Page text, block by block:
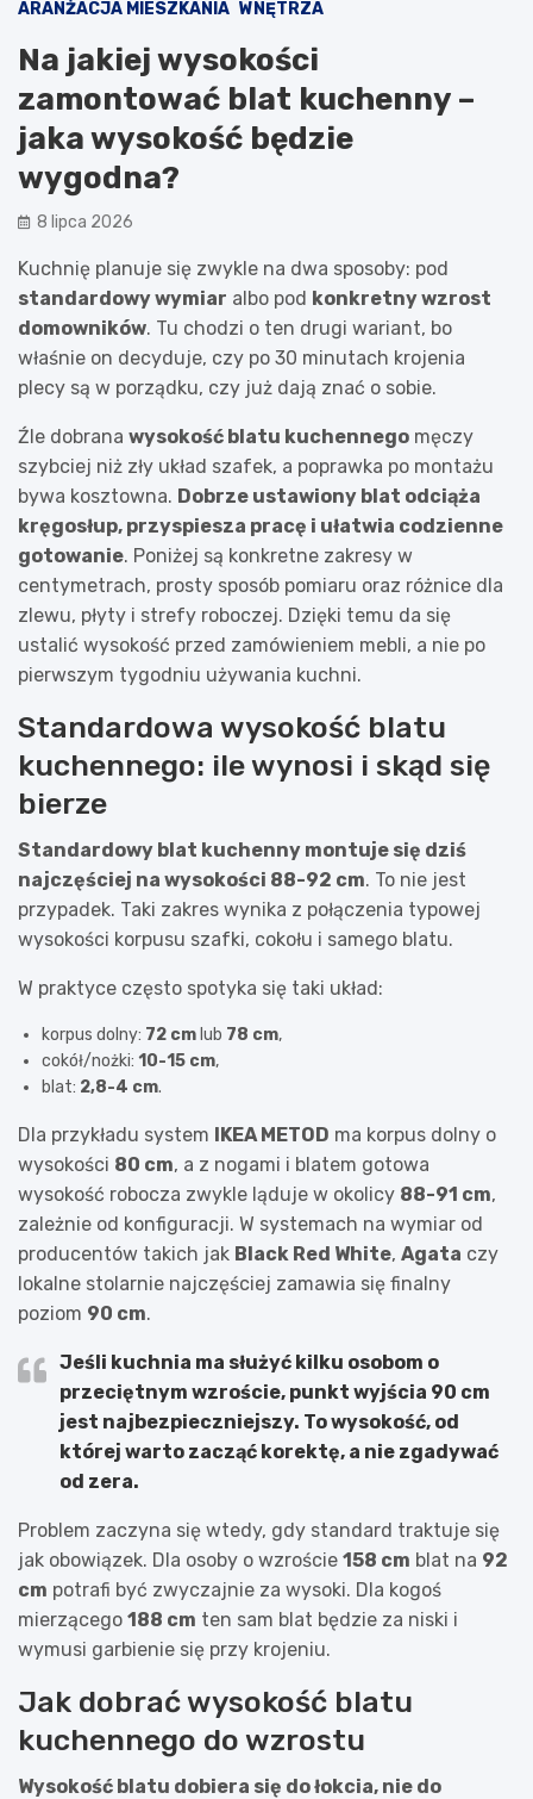
ARANŻACJA MIESZKANIA WNĘTRZA
Na jakiej wysokości
zamontować blat kuchenny –
jaka wysokość będzie
wygodna?
8 lipca 2026
Kuchnię planuje się zwykle na dwa sposoby: pod
standardowy wymiar albo pod konkretny wzrost
domowników. Tu chodzi o ten drugi wariant, bo
właśnie on decyduje, czy po 30 minutach krojenia
plecy są w porządku, czy już dają znać o sobie.
Źle dobrana wysokość blatu kuchennego męczy
szybciej niż zły układ szafek, a poprawka po montażu
bywa kosztowna. Dobrze ustawiony blat odciąża
kręgosłup, przyspiesza pracę i ułatwia codzienne
gotowanie. Poniżej są konkretne zakresy w
centymetrach, prosty sposób pomiaru oraz różnice dla
zlewu, płyty i strefy roboczej. Dzięki temu da się
ustalić wysokość przed zamówieniem mebli, a nie po
pierwszym tygodniu używania kuchni.
Standardowa wysokość blatu
kuchennego: ile wynosi i skąd się
bierze
Standardowy blat kuchenny montuje się dziś
najczęściej na wysokości 88-92 cm. To nie jest
przypadek. Taki zakres wynika z połączenia typowej
wysokości korpusu szafki, cokołu i samego blatu.
W praktyce często spotyka się taki układ:
korpus dolny: 72 cm lub 78 cm,
cokół/nożki: 10-15 cm,
blat: 2,8-4 cm.
Dla przykładu system IKEA METOD ma korpus dolny o
wysokości 80 cm, a z nogami i blatem gotowa
wysokość robocza zwykle ląduje w okolicy 88-91 cm,
zależnie od konfiguracji. W systemach na wymiar od
producentów takich jak Black Red White, Agata czy
lokalne stolarnie najczęściej zamawia się finalny
poziom 90 cm.
Jeśli kuchnia ma służyć kilku osobom o
przeciętnym wzroście, punkt wyjścia 90 cm
jest najbezpieczniejszy. To wysokość, od
której warto zacząć korektę, a nie zgadywać
od zera.
Problem zaczyna się wtedy, gdy standard traktuje się
jak obowiązek. Dla osoby o wzroście 158 cm blat na 92
cm potrafi być zwyczajnie za wysoki. Dla kogoś
mierzącego 188 cm ten sam blat będzie za niski i
wymusi garbienie się przy krojeniu.
Jak dobrać wysokość blatu
kuchennego do wzrostu
Wysokość blatu dobiera się do łokcia, nie do